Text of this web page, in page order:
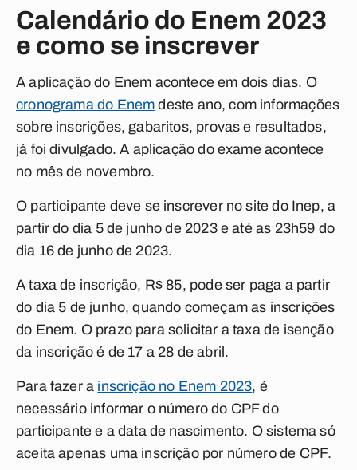
Calendário do Enem 2023
e como se inscrever
A aplicação do Enem acontece em dois dias. O
cronograma do Enem deste ano, com informações
sobre inscrições, gabaritos, provas e resultados,
já foi divulgado. A aplicação do exame acontece
no mês de novembro.
O participante deve se inscrever no site do Inep, a
partir do dia 5 de junho de 2023 e até as 23h59 do
dia 16 de junho de 2023.
A taxa de inscrição, R$ 85, pode ser paga a partir
do dia 5 de junho, quando começam as inscrições
do Enem. O prazo para solicitar a taxa de isenção
da inscrição é de 17 a 28 de abril.
Para fazer a inscrição no Enem 2023, é
necessário informar o número do CPF do
participante e a data de nascimento. O sistema só
aceita apenas uma inscrição por número de CPF.